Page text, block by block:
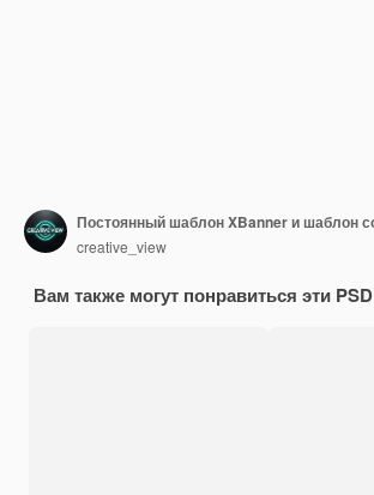
creative_view
Вам также могут понравиться эти PSD